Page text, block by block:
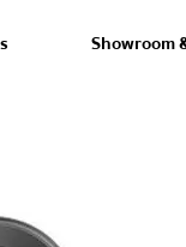
Showroom